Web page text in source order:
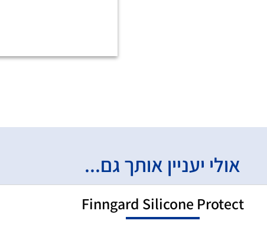
אולי יעניין אותך גם...
Finngard Silicone Protect